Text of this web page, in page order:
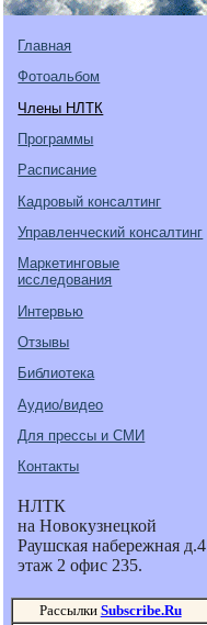
Главная
Фотоальбом
Члены НЛТК
Программы
Расписание
Кадровый консалтинг
Управленческий консалтинг
Маркетинговые
исследования
Интервью
Отзывы
Библиотека
Аудио/видео
Для прессы и СМИ
Контакты
НЛТК
на Новокузнецкой
Раушская набережная д.4
этаж 2 офис 235.
Рассылки Subscribe.Ru